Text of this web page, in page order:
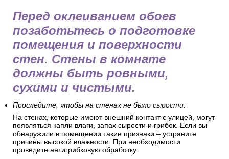
Перед оклеиванием обоев
позаботьтесь о подготовке
помещения и поверхности
стен. Стены в комнате
должны быть ровными,
сухими и чистыми.
Проследите, чтобы на стенах не было сырости.
На стенах, которые имеют внешний контакт с улицей, могут
появляться капли влаги, запах сырости и грибок. Если вы
обнаружили в помещении такие признаки – устраните
причины высокой влажности. При необходимости
проведите антигрибковую обработку.